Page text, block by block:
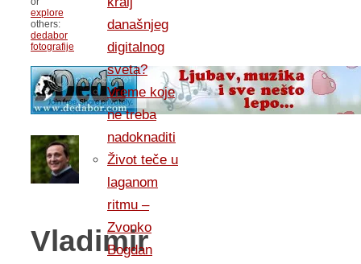
explore
others:
dedabor
fotografije
Vladimir
današnjeg
digitalnog
sveta?
Vreme koje
ne treba
nadoknaditi
Život teče u
laganom
ritmu –
Zvonko
Bogdan